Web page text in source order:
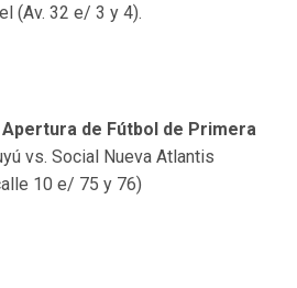
(Av. 32 e/ 3 y 4).
de Fútbol de Primera
vs. Social Nueva Atlantis
10 e/ 75 y 76)